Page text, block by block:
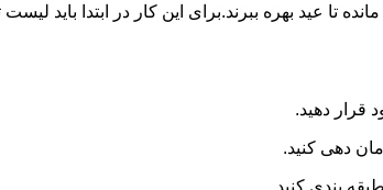
عید بهره ببرند.برای این کار در ابتدا باید لیست
قرار دهید.
دهی کنید.
بندی کنید.